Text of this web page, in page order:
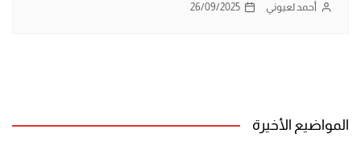
أحمد لعيوني 26/09/2025
المواضيع الأخيرة